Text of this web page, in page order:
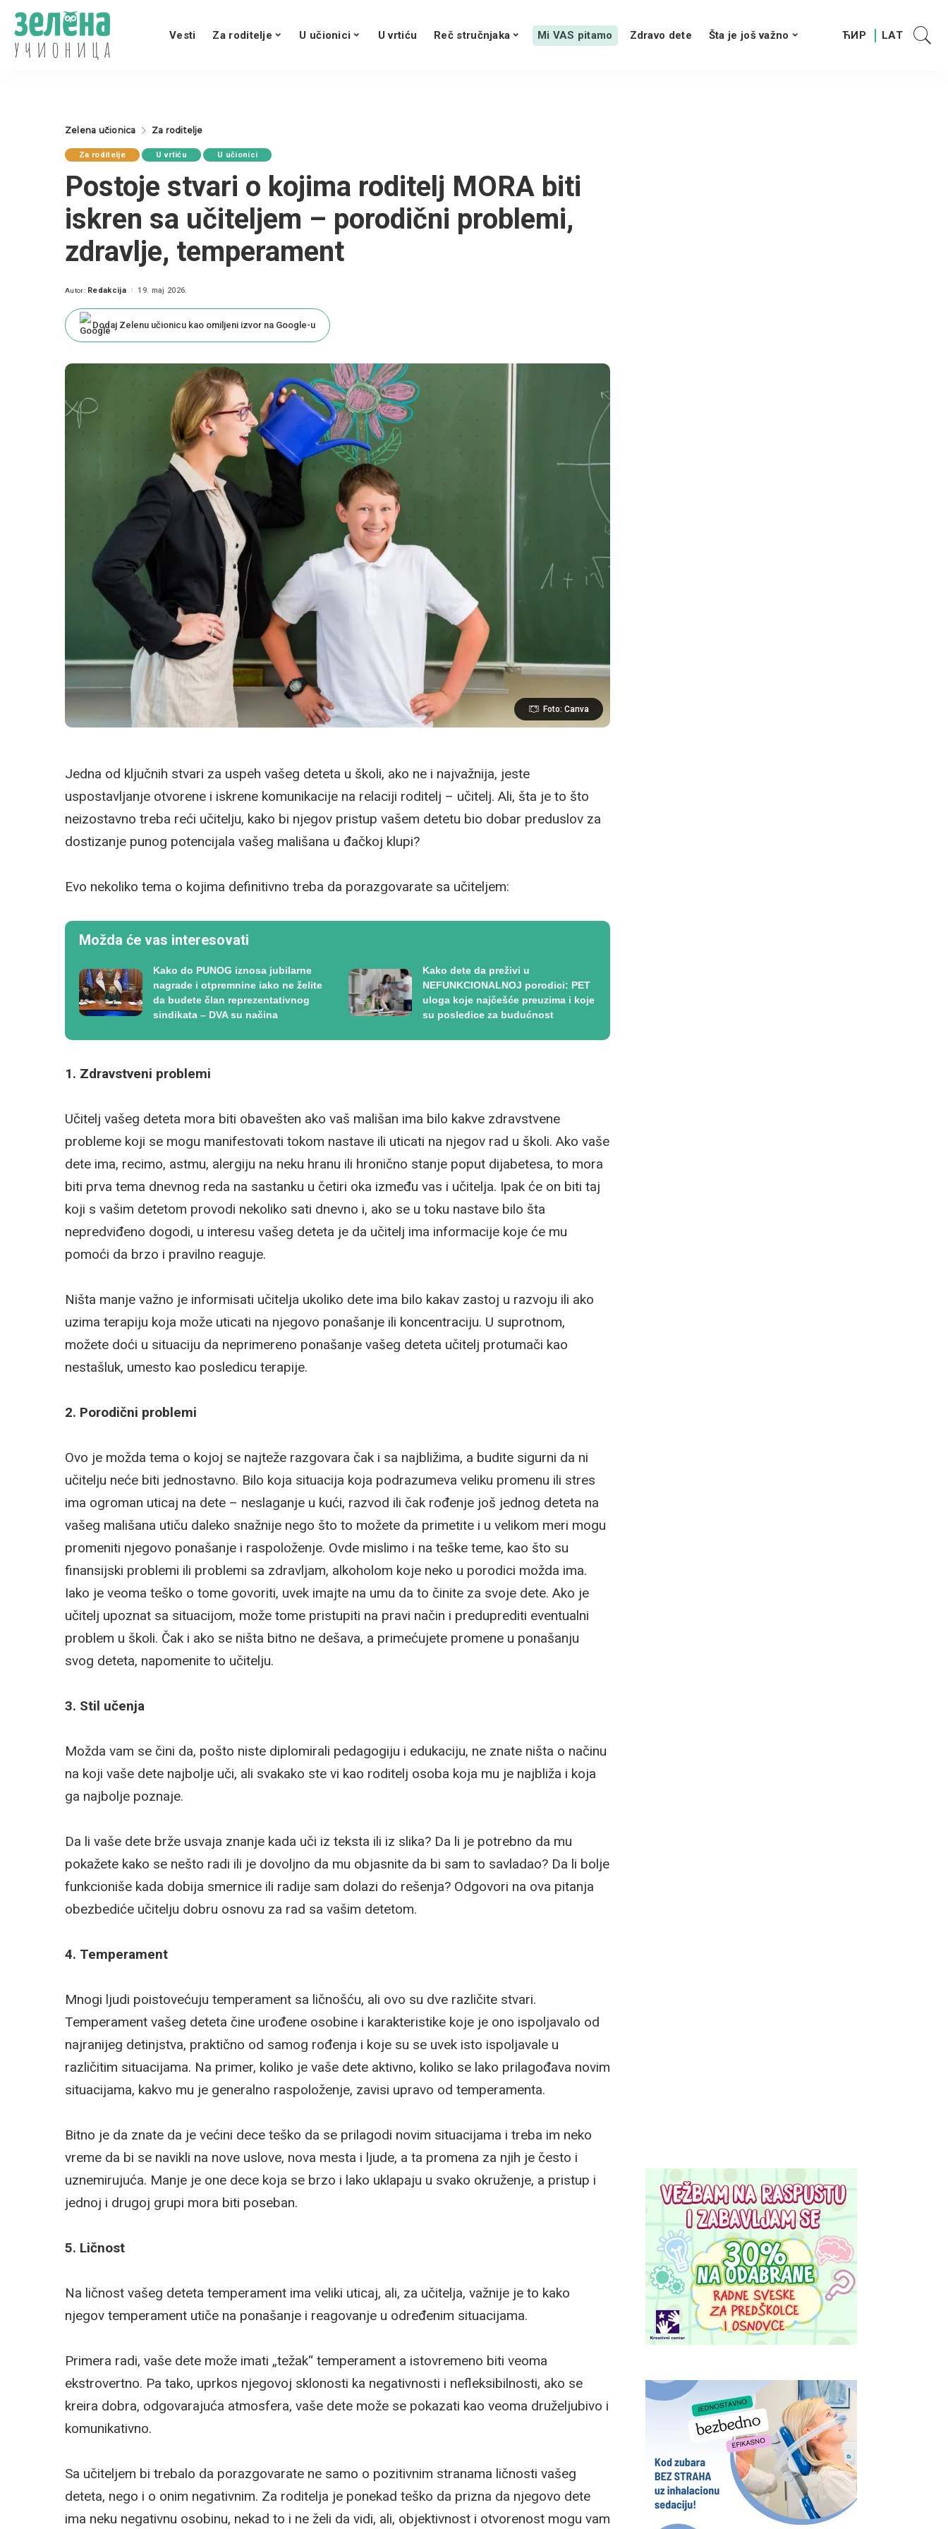
Vesti Za roditelje U učionici U vrtiću Reč stručnjaka Mi VAS pitamo Zdravo dete Šta je još važno
Zelena učionica Za roditelje
Za roditelje U vrtiću U učionici
Postoje stvari o kojima roditelj MORA biti
iskren sa učiteljem – porodični problemi,
zdravlje, temperament
Posted
Autor: Redakcija 19. maj 2026.
Dodaj Zelenu učionicu kao omiljeni izvor na Google-u
Foto: Canva
Jedna od ključnih stvari za uspeh vašeg deteta u školi, ako ne i najvažnija, jeste
uspostavljanje otvorene i iskrene komunikacije na relaciji roditelj – učitelj. Ali, šta je to što
neizostavno treba reći učitelju, kako bi njegov pristup vašem detetu bio dobar preduslov za
dostizanje punog potencijala vašeg mališana u đačkoj klupi?
Evo nekoliko tema o kojima definitivno treba da porazgovarate sa učiteljem:
Možda će vas interesovati
Kako do PUNOG iznosa jubilarne
nagrade i otpremnine iako ne želite
da budete član reprezentativnog
sindikata – DVA su načina
Kako dete da preživi u
NEFUNKCIONALNOJ porodici: PET
uloga koje najčešće preuzima i koje
su posledice za budućnost
1. Zdravstveni problemi
Učitelj vašeg deteta mora biti obavešten ako vaš mališan ima bilo kakve zdravstvene
probleme koji se mogu manifestovati tokom nastave ili uticati na njegov rad u školi. Ako vaše
dete ima, recimo, astmu, alergiju na neku hranu ili hronično stanje poput dijabetesa, to mora
biti prva tema dnevnog reda na sastanku u četiri oka između vas i učitelja. Ipak će on biti taj
koji s vašim detetom provodi nekoliko sati dnevno i, ako se u toku nastave bilo šta
nepredviđeno dogodi, u interesu vašeg deteta je da učitelj ima informacije koje će mu
pomoći da brzo i pravilno reaguje.
Ništa manje važno je informisati učitelja ukoliko dete ima bilo kakav zastoj u razvoju ili ako
uzima terapiju koja može uticati na njegovo ponašanje ili koncentraciju. U suprotnom,
možete doći u situaciju da neprimereno ponašanje vašeg deteta učitelj protumači kao
nestašluk, umesto kao posledicu terapije.
2. Porodični problemi
Ovo je možda tema o kojoj se najteže razgovara čak i sa najbližima, a budite sigurni da ni
učitelju neće biti jednostavno. Bilo koja situacija koja podrazumeva veliku promenu ili stres
ima ogroman uticaj na dete – neslaganje u kući, razvod ili čak rođenje još jednog deteta na
vašeg mališana utiču daleko snažnije nego što to možete da primetite i u velikom meri mogu
promeniti njegovo ponašanje i raspoloženje. Ovde mislimo i na teške teme, kao što su
finansijski problemi ili problemi sa zdravljam, alkoholom koje neko u porodici možda ima.
Iako je veoma teško o tome govoriti, uvek imajte na umu da to činite za svoje dete. Ako je
učitelj upoznat sa situacijom, može tome pristupiti na pravi način i preduprediti eventualni
problem u školi. Čak i ako se ništa bitno ne dešava, a primećujete promene u ponašanju
svog deteta, napomenite to učitelju.
3. Stil učenja
Možda vam se čini da, pošto niste diplomirali pedagogiju i edukaciju, ne znate ništa o načinu
na koji vaše dete najbolje uči, ali svakako ste vi kao roditelj osoba koja mu je najbliža i koja
ga najbolje poznaje.
Da li vaše dete brže usvaja znanje kada uči iz teksta ili iz slika? Da li je potrebno da mu
pokažete kako se nešto radi ili je dovoljno da mu objasnite da bi sam to savladao? Da li bolje
funkcioniše kada dobija smernice ili radije sam dolazi do rešenja? Odgovori na ova pitanja
obezbediće učitelju dobru osnovu za rad sa vašim detetom.
4. Temperament
Mnogi ljudi poistovećuju temperament sa ličnošću, ali ovo su dve različite stvari.
Temperament vašeg deteta čine urođene osobine i karakteristike koje je ono ispoljavalo od
najranijeg detinjstva, praktično od samog rođenja i koje su se uvek isto ispoljavale u
različitim situacijama. Na primer, koliko je vaše dete aktivno, koliko se lako prilagođava novim
situacijama, kakvo mu je generalno raspoloženje, zavisi upravo od temperamenta.
Bitno je da znate da je većini dece teško da se prilagodi novim situacijama i treba im neko
vreme da bi se navikli na nove uslove, nova mesta i ljude, a ta promena za njih je često i
uznemirujuća. Manje je one dece koja se brzo i lako uklapaju u svako okruženje, a pristup i
jednoj i drugoj grupi mora biti poseban.
5. Ličnost
Na ličnost vašeg deteta temperament ima veliki uticaj, ali, za učitelja, važnije je to kako
njegov temperament utiče na ponašanje i reagovanje u određenim situacijama.
Primera radi, vaše dete može imati „težak“ temperament a istovremeno biti veoma
ekstrovertno. Pa tako, uprkos njegovoj sklonosti ka negativnosti i nefleksibilnosti, ako se
kreira dobra, odgovarajuća atmosfera, vaše dete može se pokazati kao veoma druželjubivo i
komunikativno.
Sa učiteljem bi trebalo da porazgovarate ne samo o pozitivnim stranama ličnosti vašeg
deteta, nego i o onim negativnim. Za roditelja je ponekad teško da prizna da njegovo dete
ima neku negativnu osobinu, nekad to i ne želi da vidi, ali, objektivnost i otvorenost mogu vam